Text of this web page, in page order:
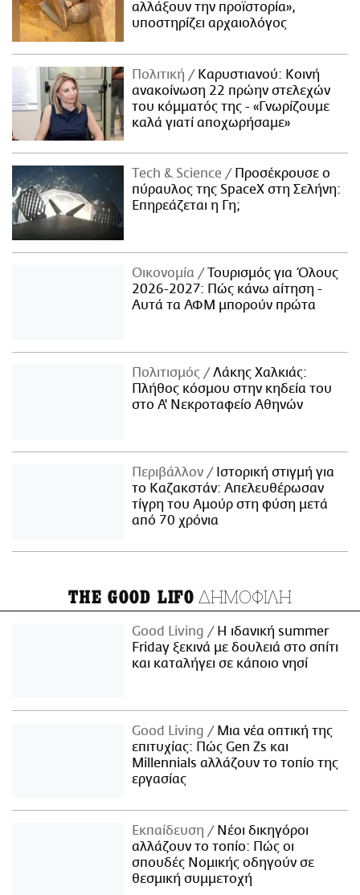
αλλάξουν την προϊστορία»,
υποστηρίζει αρχαιολόγος
Πολιτική
Καρυστιανού: Κοινή
ανακοίνωση 22 πρώην στελεχών
του κόμματός της - «Γνωρίζουμε
καλά γιατί αποχωρήσαμε»
Τech & Science
Προσέκρουσε ο
πύραυλος της SpaceX στη Σελήνη:
Επηρεάζεται η Γη;
Οικονομία
Τουρισμός για Όλους
2026-2027: Πώς κάνω αίτηση -
Αυτά τα ΑΦΜ μπορούν πρώτα
Πολιτισμός
Λάκης Χαλκιάς:
Πλήθος κόσμου στην κηδεία του
στο Α' Νεκροταφείο Αθηνών
Περιβάλλον
Ιστορική στιγμή για
το Καζακστάν: Απελευθέρωσαν
τίγρη του Αμούρ στη φύση μετά
από 70 χρόνια
THE GOOD LIFO ΔΗΜΟΦΙΛΗ
Good Living
Η ιδανική summer
Friday ξεκινά με δουλειά στο σπίτι
και καταλήγει σε κάποιο νησί
Good Living
Μια νέα οπτική της
επιτυχίας: Πώς Gen Zs και
Millennials αλλάζουν το τοπίο της
εργασίας
Εκπαίδευση
Νέοι δικηγόροι
αλλάζουν το τοπίο: Πώς οι
σπουδές Νομικής οδηγούν σε
θεσμική συμμετοχή